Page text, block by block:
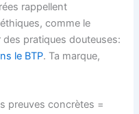
rappellent
comme le
pratiques douteuses:
le BTP. Ta marque,
preuves concrètes =